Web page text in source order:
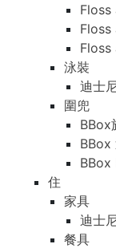
Floss
Floss
Floss
泳裝
迪士
圍兜
BBox
BBox
BBox
住
家具
迪士
餐具